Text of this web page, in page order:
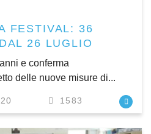
FESTIVAL: 36
26 LUGLIO
e conferma
delle nuove misure di...
1583